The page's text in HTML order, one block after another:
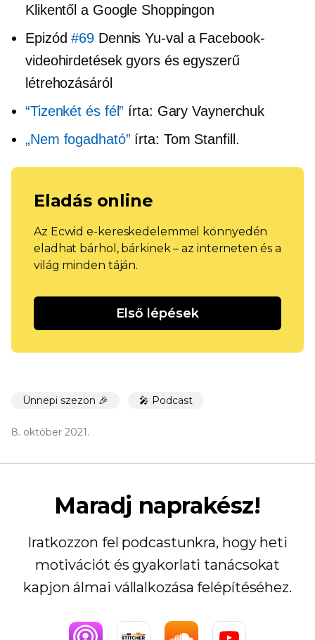
Klikentől a Google Shoppingon
Epizód#69 Dennis Yu-val a Facebook-
videohirdetések gyors és egyszerű
létrehozásáról
“Tizenkét és fél” írta: Gary Vaynerchuk
„Nem fogadható” írta: Tom Stanfill.
Eladás online
Az Ecwid e-kereskedelemmel könnyedén
eladhat bárhol, bárkinek – az interneten és a
világ minden táján.
Első lépések
Ünnepi szezon 🎉 🎤 Podcast
8. október 2021.
Maradj naprakész!
Iratkozzon fel podcastunkra, hogy heti
motivációt és gyakorlati tanácsokat
kapjon álmai vállalkozása felépítéséhez.